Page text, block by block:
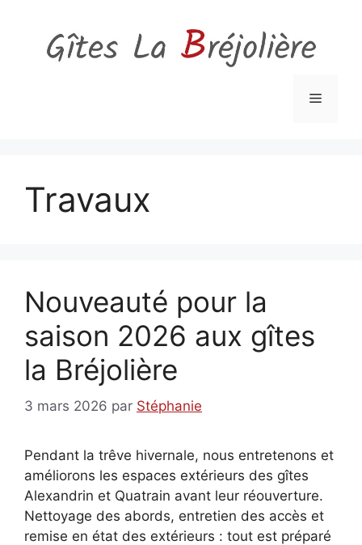
contenu
Menu
Travaux
Nouveauté pour la
saison 2026 aux gîtes
la Bréjolière
3 mars 2026 par Stéphanie
Pendant la trêve hivernale, nous entretenons et
améliorons les espaces extérieurs des gîtes
Alexandrin et Quatrain avant leur réouverture.
Nettoyage des abords, entretien des accès et
remise en état des extérieurs : tout est préparé